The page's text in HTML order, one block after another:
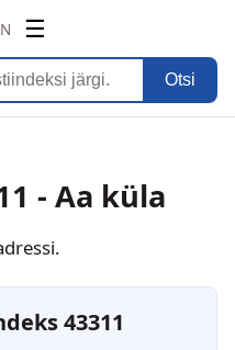
☰
Otsi
- Aa küla
43311